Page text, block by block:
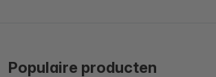
Populaire producten